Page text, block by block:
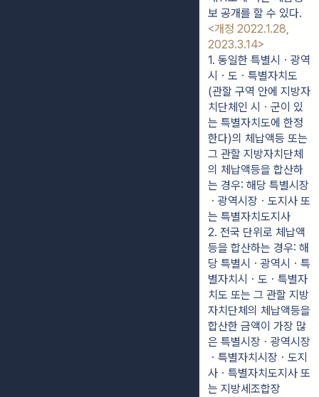
보 공개를 할 수 있다.
<개정 2022.1.28,
2023.3.14>
1. 동일한 특별시ㆍ광역
시ㆍ도ㆍ특별자치도
(관할 구역 안에 지방자
치단체인 시ㆍ군이 있
는 특별자치도에 한정
한다)의 체납액등 또는
그 관할 지방자치단체
의 체납액등을 합산하
는 경우: 해당 특별시장
ㆍ광역시장ㆍ도지사 또
는 특별자치도지사
2. 전국 단위로 체납액
등을 합산하는 경우: 해
당 특별시ㆍ광역시ㆍ특
별자치시ㆍ도ㆍ특별자
치도 또는 그 관할 지방
자치단체의 체납액등을
합산한 금액이 가장 많
은 특별시장ㆍ광역시장
ㆍ특별자치시장ㆍ도지
사ㆍ특별자치도지사 또
는 지방세조합장